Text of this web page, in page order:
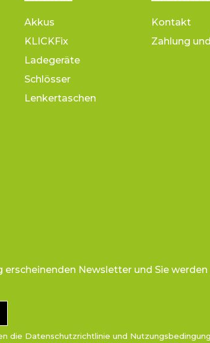
Akkus
KLICKFix
Ladegeräte
Schlösser
Lenkertaschen
Kontakt
Zahlung
Newsletter und Sie
die Datenschutzrichtlinie und